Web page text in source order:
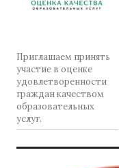
Приглашаем принять
участие в оценке
удовлетворенности
граждан качеством
образовательных
услуг.